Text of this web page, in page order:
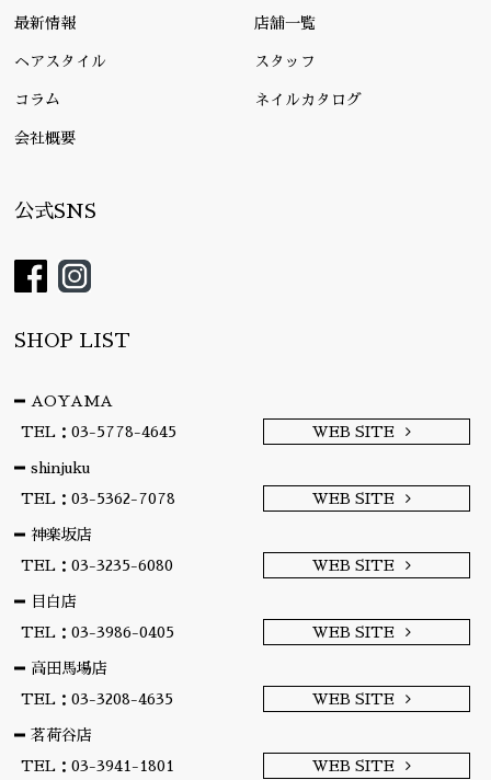
最新情報 店舗一覧
ヘアスタイル スタッフ
コラム ネイルカタログ
会社概要
公式SNS
SHOP LIST
AOYAMA
TEL：03-5778-4645
WEB SITE
shinjuku
TEL：03-5362-7078
WEB SITE
神楽坂店
TEL：03-3235-6080
WEB SITE
目白店
TEL：03-3986-0405
WEB SITE
高田馬場店
TEL：03-3208-4635
WEB SITE
茗荷谷店
TEL：03-3941-1801
WEB SITE